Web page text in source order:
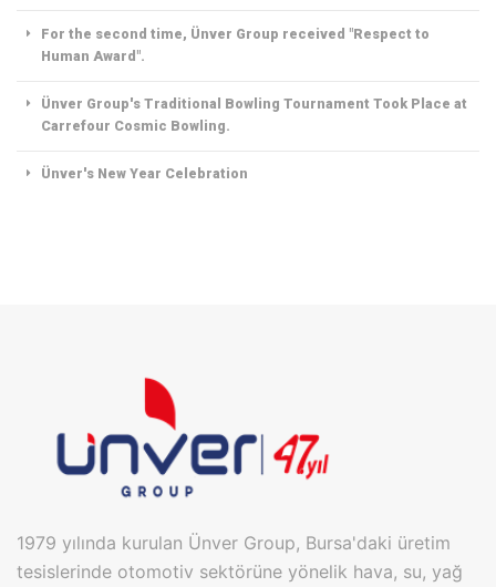
For the second time, Ünver Group received "Respect to
Human Award".
Ünver Group's Traditional Bowling Tournament Took Place at
Carrefour Cosmic Bowling.
Ünver's New Year Celebration
1979 yılında kurulan Ünver Group, Bursa'daki üretim
tesislerinde otomotiv sektörüne yönelik hava, su, yağ